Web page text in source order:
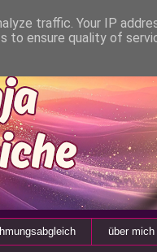
über mich
traffic. Your IP
to ensure quality of